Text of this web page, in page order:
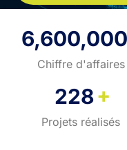
6,600,000
Chiffre d'affaires
228+
Projets réalisés